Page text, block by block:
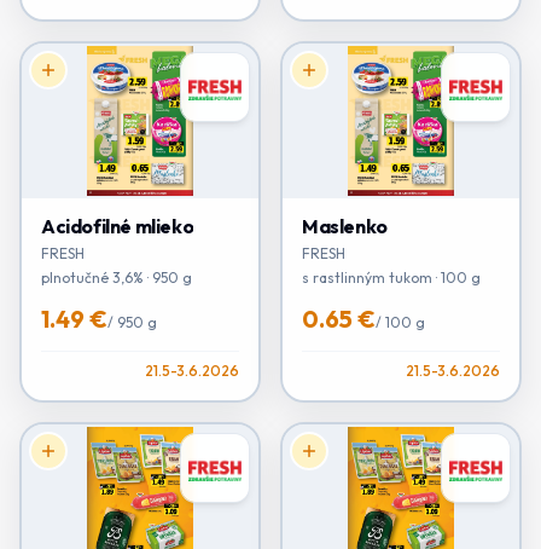
Acidofilné mlieko
FRESH
plnotučné 3,6% · 950 g
1.49 €/ 950 g
21.5-3.6.2026
Maslenko
FRESH
s rastlinným tukom · 100 g
0.65 €/ 100 g
21.5-3.6.2026